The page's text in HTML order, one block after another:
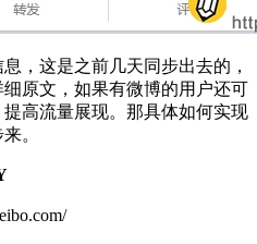
，这是之前几天同步出去的，
原文，如果有微博的用户还可
高流量展现。那具体如何实现
。